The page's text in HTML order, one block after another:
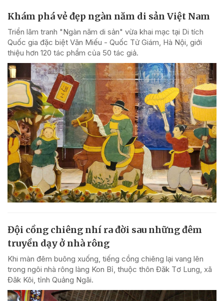
Khám phá vẻ đẹp ngàn năm di sản Việt Nam
Triển lãm tranh "Ngàn năm di sản" vừa khai mạc tại Di tích
Quốc gia đặc biệt Văn Miếu - Quốc Tử Giám, Hà Nội, giới
thiệu hơn 120 tác phẩm của 50 tác giả.
Đội cồng chiêng nhí ra đời sau những đêm
truyền dạy ở nhà rông
Khi màn đêm buông xuống, tiếng cồng chiêng lại vang lên
trong ngôi nhà rông làng Kon Bỉ, thuộc thôn Đăk Tơ Lung, xã
Đăk Kôi, tỉnh Quảng Ngãi.